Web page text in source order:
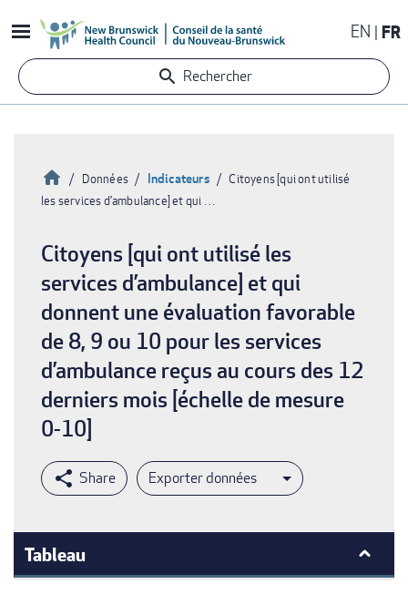
au
contenu
principal
EN FR
Rechercher
d'Ariane
Accueil
Données Indicateurs
Citoyens [qui ont utilisé
les services d’ambulance] et qui …
Citoyens [qui ont utilisé les
services d’ambulance] et qui
donnent une évaluation favorable
de 8, 9 ou 10 pour les services
d’ambulance reçus au cours des 12
derniers mois [échelle de mesure
0-10]
Exporter données
Tableau